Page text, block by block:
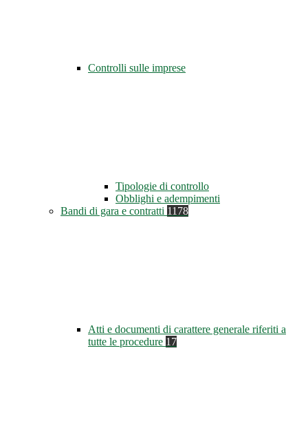
Controlli sulle imprese
Tipologie di controllo
Obblighi e adempimenti
Bandi di gara e contratti 1178
Atti e documenti di carattere generale riferiti a
tutte le procedure 17